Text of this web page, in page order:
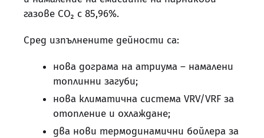
газове CO₂ с 85,96%.
Сред изпълнените дейности са:
нова дограма на атриума – намалени
топлинни загуби;
нова климатична система VRV/VRF за
отопление и охлаждане;
два нови термодинамични бойлера за